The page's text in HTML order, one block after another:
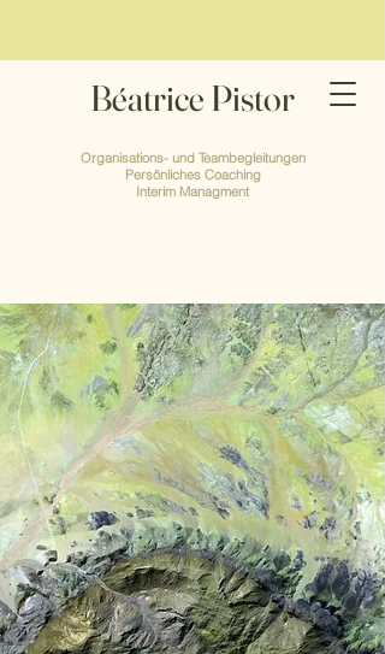
Béatrice Pistor
Organisations- und Teambegleitungen
Persönliches Coaching
Interim Managment